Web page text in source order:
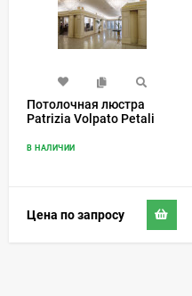
Потолочная люстра
Patrizia Volpato Petali
В НАЛИЧИИ
Цена по запросу